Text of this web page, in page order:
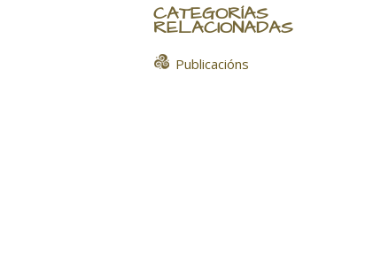
CATEGORÍAS
RELACIONADAS
Publicacións